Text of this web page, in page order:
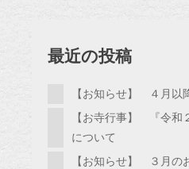
最近の投稿
【お知らせ】 ４月以
【お寺行事】 『令
について
【お知らせ】 ３月の